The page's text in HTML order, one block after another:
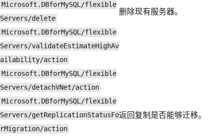
Microsoft.DBforMySQL/flexible
Servers/delete
删除现有服务器。
Microsoft.DBforMySQL/flexible
Servers/validateEstimateHighAv
ailability/action
Microsoft.DBforMySQL/flexible
Servers/detachVNet/action
Microsoft.DBforMySQL/flexible
Servers/getReplicationStatusFo
rMigration/action
返回复制是否能够迁移。